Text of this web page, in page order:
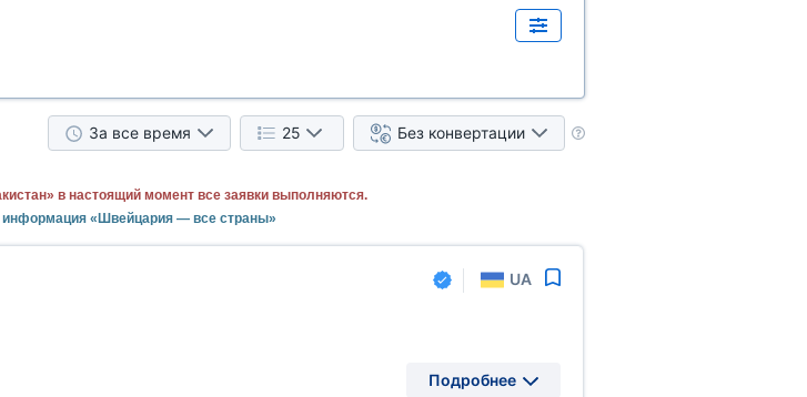
За все время 25 Без конвертации
в настоящий момент все заявки выполняются.
информация «Швейцария — все страны»
UA
Подробнее